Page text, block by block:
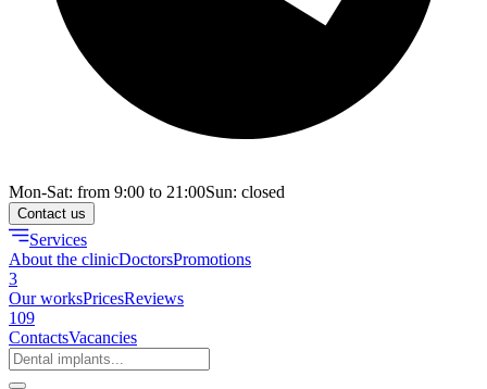
Mon-Sat: from 9:00 to 21:00Sun: closed
Contact us
Services
About the clinicDoctorsPromotions
3
Our worksPricesReviews
109
ContactsVacancies